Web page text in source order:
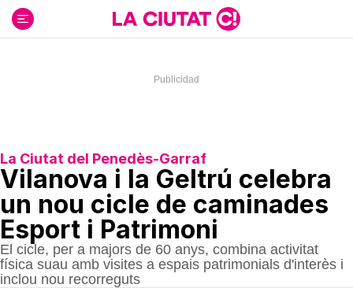
contenido
La Ciutat del Penedès-Garraf
Vilanova i la Geltrú celebra
un nou cicle de caminades
Esport i Patrimoni
El cicle, per a majors de 60 anys, combina activitat
física suau amb visites a espais patrimonials d'interès i
inclou nou recorreguts